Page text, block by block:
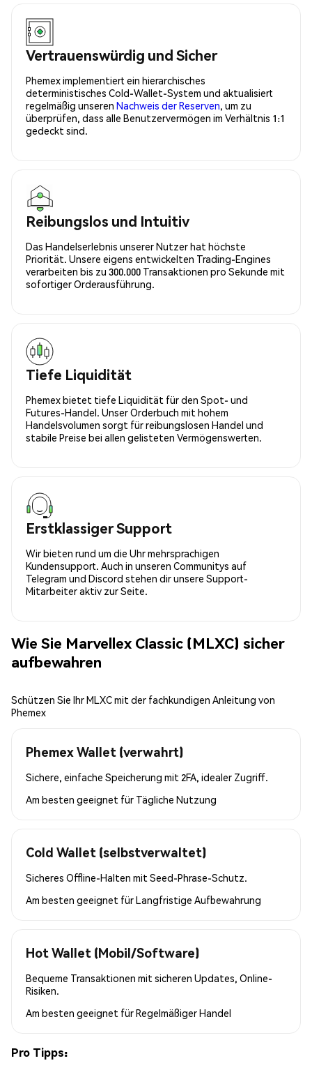
Vertrauenswürdig und Sicher
Phemex implementiert ein hierarchisches
deterministisches Cold-Wallet-System und aktualisiert
regelmäßig unseren Nachweis der Reserven, um zu
überprüfen, dass alle Benutzervermögen im Verhältnis 1:1
gedeckt sind.
Reibungslos und Intuitiv
Das Handelserlebnis unserer Nutzer hat höchste
Priorität. Unsere eigens entwickelten Trading-Engines
verarbeiten bis zu 300.000 Transaktionen pro Sekunde mit
sofortiger Orderausführung.
Tiefe Liquidität
Phemex bietet tiefe Liquidität für den Spot- und
Futures-Handel. Unser Orderbuch mit hohem
Handelsvolumen sorgt für reibungslosen Handel und
stabile Preise bei allen gelisteten Vermögenswerten.
Erstklassiger Support
Wir bieten rund um die Uhr mehrsprachigen
Kundensupport. Auch in unseren Communitys auf
Telegram und Discord stehen dir unsere Support-
Mitarbeiter aktiv zur Seite.
Wie Sie Marvellex Classic (MLXC) sicher
aufbewahren
Schützen Sie Ihr MLXC mit der fachkundigen Anleitung von
Phemex
Phemex Wallet (verwahrt)
Sichere, einfache Speicherung mit 2FA, idealer Zugriff.
Am besten geeignet für Tägliche Nutzung
Cold Wallet (selbstverwaltet)
Sicheres Offline-Halten mit Seed-Phrase-Schutz.
Am besten geeignet fürLangfristige Aufbewahrung
Hot Wallet (Mobil/Software)
Bequeme Transaktionen mit sicheren Updates, Online-
Risiken.
Am besten geeignet fürRegelmäßiger Handel
Pro Tipps: